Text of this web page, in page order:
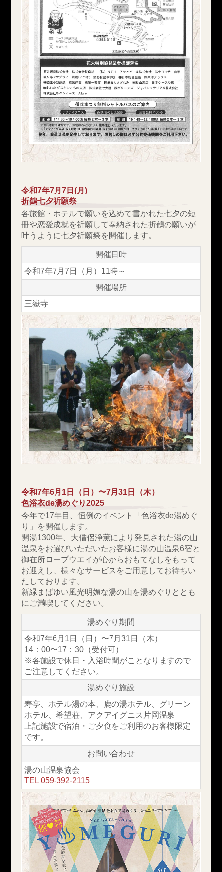
令和7年7月7日(月)
折鶴七夕祈願祭
各旅館・ホテルで願いを込めて書かれた七夕の短
冊や恋愛成就を祈願して奉納された折鶴の願いが
叶うように七夕祈願祭を開催します。
開催日時
令和7年7月7日（月）11時～
開催場所
三嶽寺
令和7年6月1日（日）〜7月31日（木）
色浴衣de湯めぐり2025
今年で17年目、恒例のイベント「色浴衣de湯めぐ
り」を開催します。
開湯1300年、大僧侶浄薫により発見された湯の山
温泉をお選びいただいたお客様に湯の山温泉6宿と
御在所ロープウエイが心からおもてなしをもって
お迎えし、 様々なサービスをご用意してお待ちい
たしております。
新緑まばゆい風光明媚な湯の山を湯めぐりととも
にご満喫してください。
湯めぐり期間
令和7年6月1日（日）〜7月31日（木）
14：00〜17：30（受付可）
※各施設で休日・入浴時間がことなりますので
ご注意してください。
湯めぐり施設
寿亭、ホテル湯の本、鹿の湯ホテル、グリーン
ホテル、希望荘、 アクアイグニス片岡温泉
上記施設で宿泊・ご夕食をご利用のお客様限定
です。
お問い合わせ
湯の山温泉協会
TEL 059-392-2115